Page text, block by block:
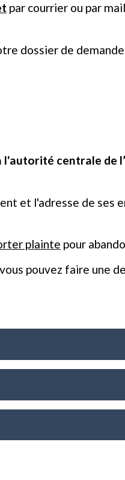
par courrier ou par
dossier de demande.
l'autorité centrale de
et l'adresse de ses
plainte pour
pouvez faire une